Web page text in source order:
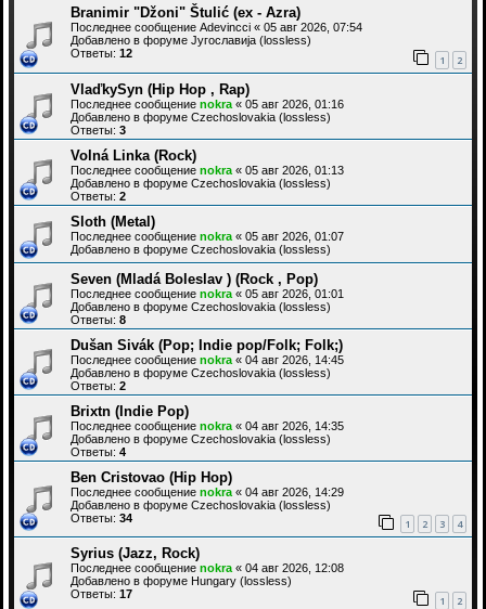
Branimir "Džoni" Štulić (ex - Azra)
Последнее сообщение Adevincci « 05 авг 2026, 07:54
Добавлено в форуме Југославија (lossless)
Ответы: 12 1 2
VlaďkySyn (Hip Hop , Rap)
Последнее сообщение nokra « 05 авг 2026, 01:16
Добавлено в форуме Czechoslovakia (lossless)
Ответы: 3
Volná Linka (Rock)
Последнее сообщение nokra « 05 авг 2026, 01:13
Добавлено в форуме Czechoslovakia (lossless)
Ответы: 2
Sloth (Metal)
Последнее сообщение nokra « 05 авг 2026, 01:07
Добавлено в форуме Czechoslovakia (lossless)
Seven (Mladá Boleslav ) (Rock , Pop)
Последнее сообщение nokra « 05 авг 2026, 01:01
Добавлено в форуме Czechoslovakia (lossless)
Ответы: 8
Dušan Sivák (Pop; Indie pop/Folk; Folk;)
Последнее сообщение nokra « 04 авг 2026, 14:45
Добавлено в форуме Czechoslovakia (lossless)
Ответы: 2
Brixtn (Indie Pop)
Последнее сообщение nokra « 04 авг 2026, 14:35
Добавлено в форуме Czechoslovakia (lossless)
Ответы: 4
Ben Cristovao (Hip Hop)
Последнее сообщение nokra « 04 авг 2026, 14:29
Добавлено в форуме Czechoslovakia (lossless)
Ответы: 34 1 2 3 4
Syrius (Jazz, Rock)
Последнее сообщение nokra « 04 авг 2026, 12:08
Добавлено в форуме Hungary (lossless)
Ответы: 17 1 2